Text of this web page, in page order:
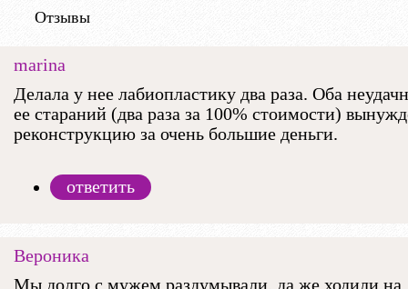
Отзывы
marina
Делала у нее лабиопластику два раза. Оба
ее стараний (два раза за 100% стоимости)
реконструкцию за очень большие деньги.
ответить
Вероника
Мы долго с мужем раздумывали, да же ходили на